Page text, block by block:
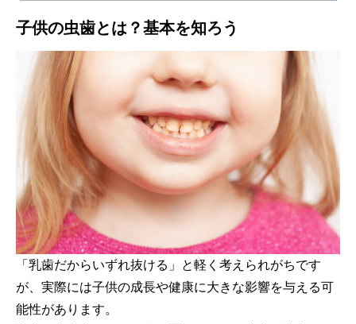
子供の虫歯とは？基本を知ろう
「乳歯だからいずれ抜ける」と軽く考えられがちです
が、実際には子供の成長や健康に大きな影響を与える可
能性があります。